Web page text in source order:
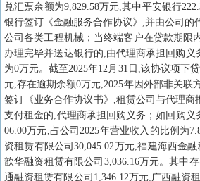
兑汇票余额为9,829.58万元,其中平安银行
银行签订《金融服务合作协议》,并由公司
公司各类工程机械；当终端客户在贷款期限
办理完毕并送达银行的,由代理商承担回购
为0万元。截至2025年12月31日,该协议项下
元,存在逾期余额0万元,2025年因外部非关
签订《业务合作协议书》,租赁公司与代理
支付租金的,代理商承担回购义务；如回购
06.00万元,占公司2025年营业收入的比例为
资租赁有限公司30,045.02万元,福建海西金
歆华融资租赁有限公司3,036.16万元。其中
通融资租赁有限公司1,346.12万元,广西融资